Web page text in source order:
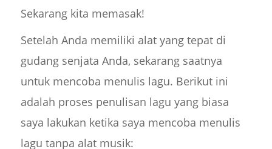
Sekarang kita memasak!
Setelah Anda memiliki alat yang tepat di
gudang senjata Anda, sekarang saatnya
untuk mencoba menulis lagu. Berikut ini
adalah proses penulisan lagu yang biasa
saya lakukan ketika saya mencoba menulis
lagu tanpa alat musik: